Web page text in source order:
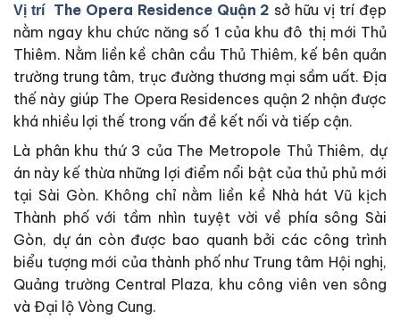
Vị trí The Opera Residence Quận 2 sở hữu vị trí đẹp
nằm ngay khu chức năng số 1 của khu đô thị mới Thủ
Thiêm. Nằm liền kề chân cầu Thủ Thiêm, kế bên quản
trường trung tâm, trục đường thương mại sầm uất. Địa
thế này giúp The Opera Residences quận 2 nhận được
khá nhiều lợi thế trong vấn đề kết nối và tiếp cận.
Là phân khu thứ 3 của The Metropole Thủ Thiêm, dự
án này kế thừa những lợi điểm nổi bật của thủ phủ mới
tại Sài Gòn. Không chỉ nằm liền kề Nhà hát Vũ kịch
Thành phố với tầm nhìn tuyệt vời về phía sông Sài
Gòn, dự án còn được bao quanh bởi các công trình
biểu tượng mới của thành phố như Trung tâm Hội nghị,
Quảng trường Central Plaza, khu công viên ven sông
và Đại lộ Vòng Cung.